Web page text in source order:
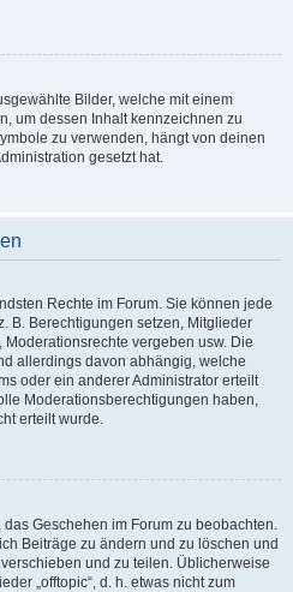
Bilder, welche mit einem
um dessen Inhalt kennzeichnen zu
zu verwenden, hängt von deinen
gesetzt hat.
Rechte im Forum. Sie können jede
B. Berechtigungen setzen, Mitglieder
vergeben usw. Die
allerdings davon abhängig, welche
oder ein anderer Administrator erteilt
Moderationsberechtigungen haben,
erteilt wurde.
Geschehen im Forum zu beobachten.
Beiträge zu ändern und zu löschen und
und zu teilen. Üblicherweise
„offtopic“, d. h. etwas nicht zum